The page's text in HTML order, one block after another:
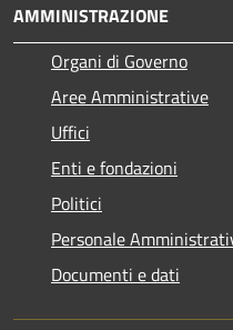
AMMINISTRAZIONE
Organi di Governo
Aree Amministrative
Uffici
Enti e fondazioni
Politici
Personale
Documenti e dati